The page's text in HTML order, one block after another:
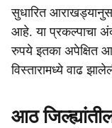
सुधारित
आहे. या प्रकल्पाचा
रुपये इतका अपेक्षित
विस्तारामध्ये वाढ
आठ